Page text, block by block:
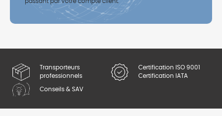
Transporteurs
professionnels
Certification ISO 9001
Certification IATA
Conseils & SAV